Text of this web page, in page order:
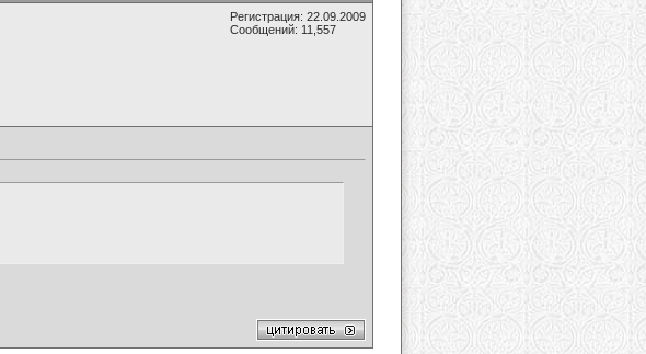
Регистрация: 22.09.2009
Сообщений: 11,557